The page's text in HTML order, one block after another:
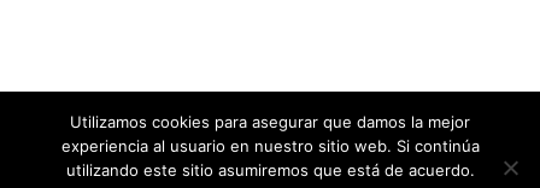
Utilizamos cookies para asegurar que damos la mejor
experiencia al usuario en nuestro sitio web. Si continúa
utilizando este sitio asumiremos que está de acuerdo.